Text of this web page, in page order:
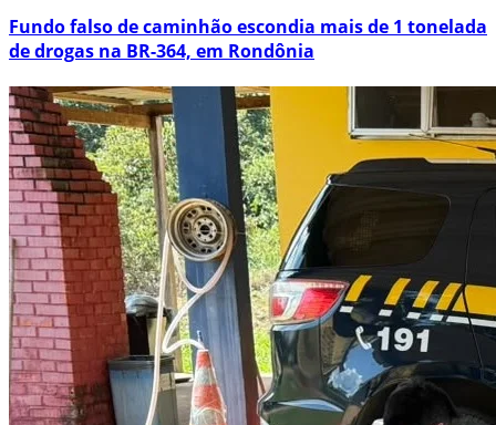
Fundo falso de caminhão escondia mais de 1 tonelada
de drogas na BR-364, em Rondônia